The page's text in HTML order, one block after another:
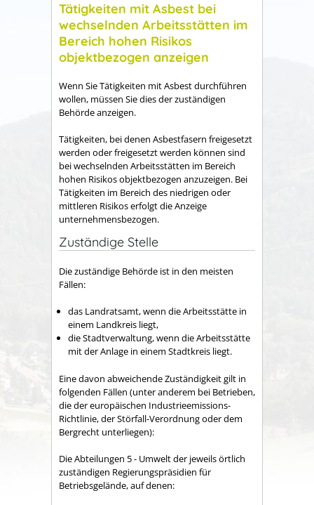
Tätigkeiten mit Asbest bei
wechselnden Arbeitsstätten im
Bereich hohen Risikos
objektbezogen anzeigen
Wenn Sie Tätigkeiten mit Asbest durchführen
wollen, müssen Sie dies der zuständigen
Behörde anzeigen.
Tätigkeiten, bei denen Asbestfasern freigesetzt
werden oder freigesetzt werden können sind
bei wechselnden Arbeitsstätten im Bereich
hohen Risikos objektbezogen anzuzeigen. Bei
Tätigkeiten im Bereich des niedrigen oder
mittleren Risikos erfolgt die Anzeige
unternehmensbezogen.
Zuständige Stelle
Die zuständige Behörde ist in den meisten
Fällen:
das Landratsamt, wenn die Arbeitsstätte in
einem Landkreis liegt,
die Stadtverwaltung, wenn die Arbeitsstätte
mit der Anlage in einem Stadtkreis liegt.
Eine davon abweichende Zuständigkeit gilt in
folgenden Fällen (unter anderem bei Betrieben,
die der europäischen Industrieemissions-
Richtlinie, der Störfall-Verordnung oder dem
Bergrecht unterliegen):
Die Abteilungen 5 - Umwelt der jeweils örtlich
zuständigen Regierungspräsidien für
Betriebsgelände, auf denen: